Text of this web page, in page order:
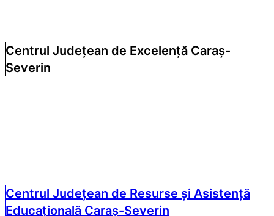
Centrul Județean de Excelență Caraș-
Severin
Centrul Județean de Resurse și Asistență
Educațională Caraș-Severin